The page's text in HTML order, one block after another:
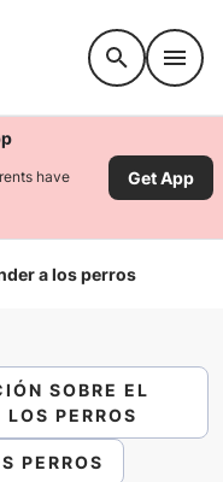
have
Get App
a los perros
SOBRE EL
PERROS
PERROS